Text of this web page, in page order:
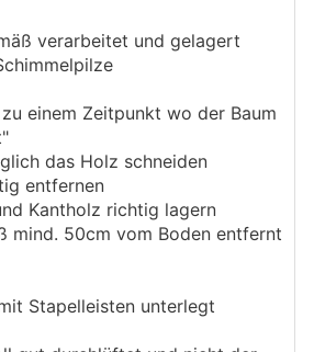
verarbeitet und gelagert
einem Zeitpunkt wo der Baum
das Holz schneiden
entfernen
Kantholz richtig lagern
mind. 50cm vom Boden entfernt
Stapelleisten unterlegt